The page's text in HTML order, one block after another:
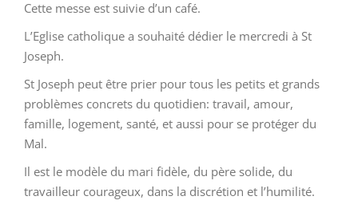
Cette messe est suivie d’un café.
L’Eglise catholique a souhaité dédier le mercredi à St
Joseph.
St Joseph peut être prier pour tous les petits et grands
problèmes concrets du quotidien: travail, amour,
famille, logement, santé, et aussi pour se protéger du
Mal.
Il est le modèle du mari fidèle, du père solide, du
travailleur courageux, dans la discrétion et l’humilité.